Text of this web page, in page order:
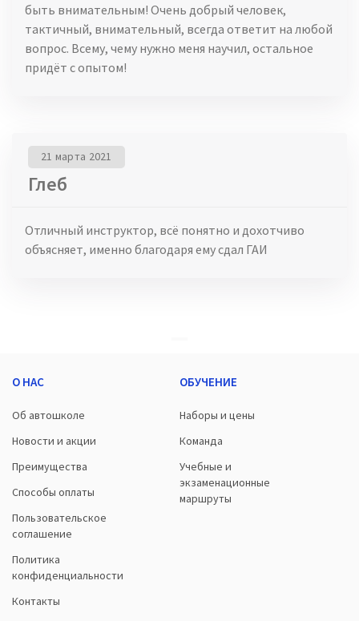
быть внимательным! Очень добрый человек,
тактичный, внимательный, всегда ответит на любой
вопрос. Всему, чему нужно меня научил, остальное
придёт с опытом!
Глеб
21 марта 2021
Отличный инструктор, всё понятно и дохотчиво
объясняет, именно благодаря ему сдал ГАИ
О НАС
Об автошколе
Новости и акции
Преимущества
Способы оплаты
Пользовательское
соглашение
Политика
конфиденциальности
Контакты
ОБУЧЕНИЕ
Наборы и цены
Команда
Учебные и
экзаменационные
маршруты